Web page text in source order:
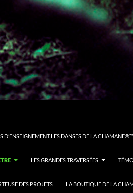
D’ENSEIGNEMENT LES DANSES DE LA
LES GRANDES TRAVERSÉES
DES PROJETS LA BOUTIQUE DE LA